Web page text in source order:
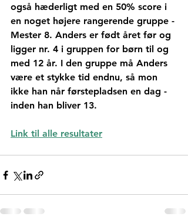
også hæderligt med en 50% score i
en noget højere rangerende gruppe -
Mester 8. Anders er født året før og
ligger nr. 4 i gruppen for børn til og
med 12 år. I den gruppe må Anders
være et stykke tid endnu, så mon
ikke han når førstepladsen en dag -
inden han bliver 13.
Link til alle resultater